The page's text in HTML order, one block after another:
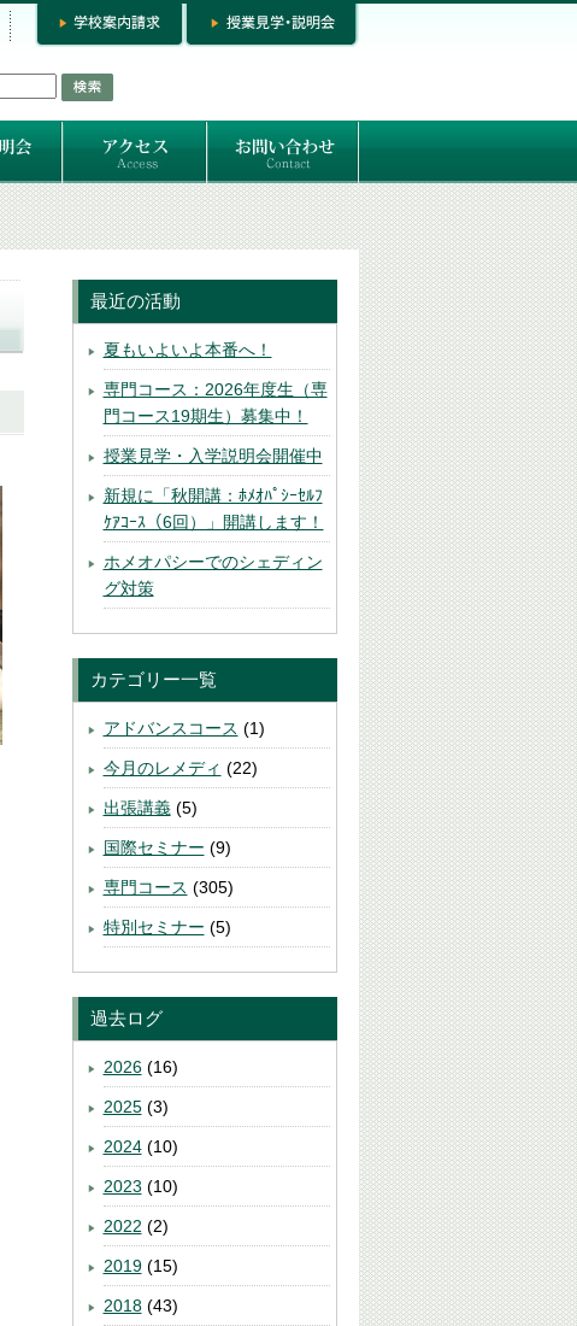
お問い合わせ
専門コースお問い合わせ
専門コース入学お申し込み
個人セッション
最近の活動
夏もいよいよ本番へ！
専門コース：2026年度生（専
門コース19期生）募集中！
授業見学・入学説明会開催中
新規に「秋開講：ﾎﾒｵﾊﾟｼｰｾﾙﾌ
ｹｱｺｰｽ（6回）」開講します！
ホメオパシーでのシェディン
グ対策
カテゴリー一覧
アドバンスコース (1)
今月のレメディ (22)
出張講義(5)
国際セミナー (9)
専門コース (305)
特別セミナー (5)
過去ログ
2026(16)
2025(3)
2024(10)
2023 (10)
2022 (2)
2019(15)
2018(43)